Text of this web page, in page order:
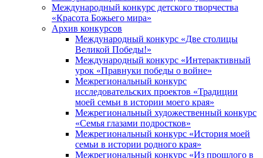
Международный конкурс детского творчества
«Красота Божьего мира»
Архив конкурсов
Международный конкурс «Две столицы
Великой Победы!»
Международный конкурс «Интерактивный
урок «Правнуки победы о войне»
Межрегиональный конкурс
исследовательских проектов «Традиции
моей семьи в истории моего края»
Межрегиональный художественный конкурс
«Семья глазами подростков»
Межрегиональный конкурс «История моей
семьи в истории родного края»
Межрегиональный конкурс «Из прошлого в